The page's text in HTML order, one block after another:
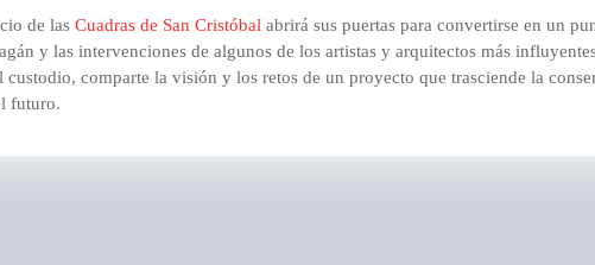
de las Cuadras de San Cristóbal abrirá sus puertas para convertirse en un
y las intervenciones de algunos de los artistas y arquitectos más
custodio, comparte la visión y los retos de un proyecto que trasciende la
futuro.